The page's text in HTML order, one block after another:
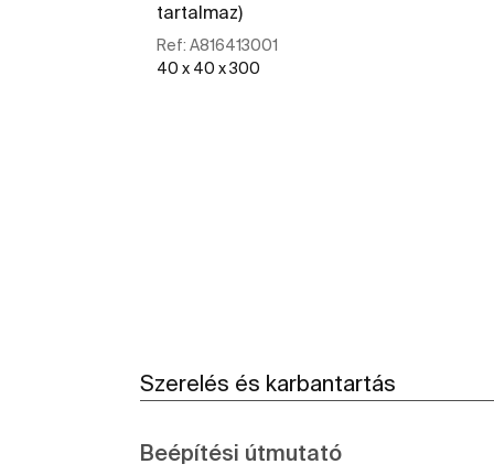
tartalmaz)
Ref: A816413001
40 x 40 x 300
Szerelés és karbantartás
Beépítési útmutató